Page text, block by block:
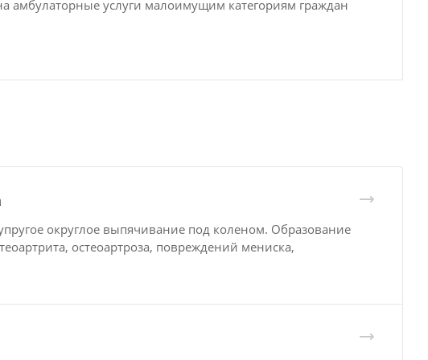
амбулаторные услуги малоимущим категориям граждан
округлое выпячивание под коленом. Образование
остеоартроза, повреждений мениска,